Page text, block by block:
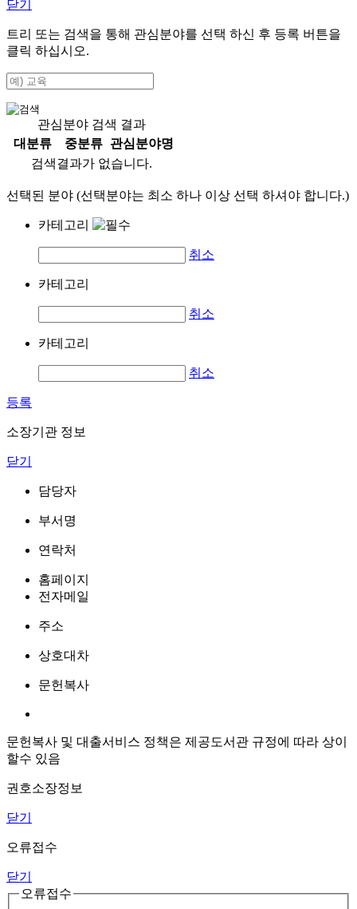
닫기
트리 또는 검색을 통해 관심분야를 선택 하신 후 등록 버튼을
클릭 하십시오.
관심분야 검색 결과
대분류
중분류
관심분야명
검색결과가 없습니다.
선택된 분야 (선택분야는 최소 하나 이상 선택 하셔야 합니다.)
카테고리
취소
카테고리
취소
카테고리
취소
등록
소장기관 정보
닫기
담당자
부서명
연락처
홈페이지
전자메일
주소
상호대차
문헌복사
문헌복사 및 대출서비스 정책은 제공도서관 규정에 따라 상이
할수 있음
권호소장정보
닫기
오류접수
닫기
오류접수